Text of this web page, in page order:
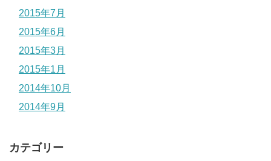
2015年7月
2015年6月
2015年3月
2015年1月
2014年10月
2014年9月
カテゴリー